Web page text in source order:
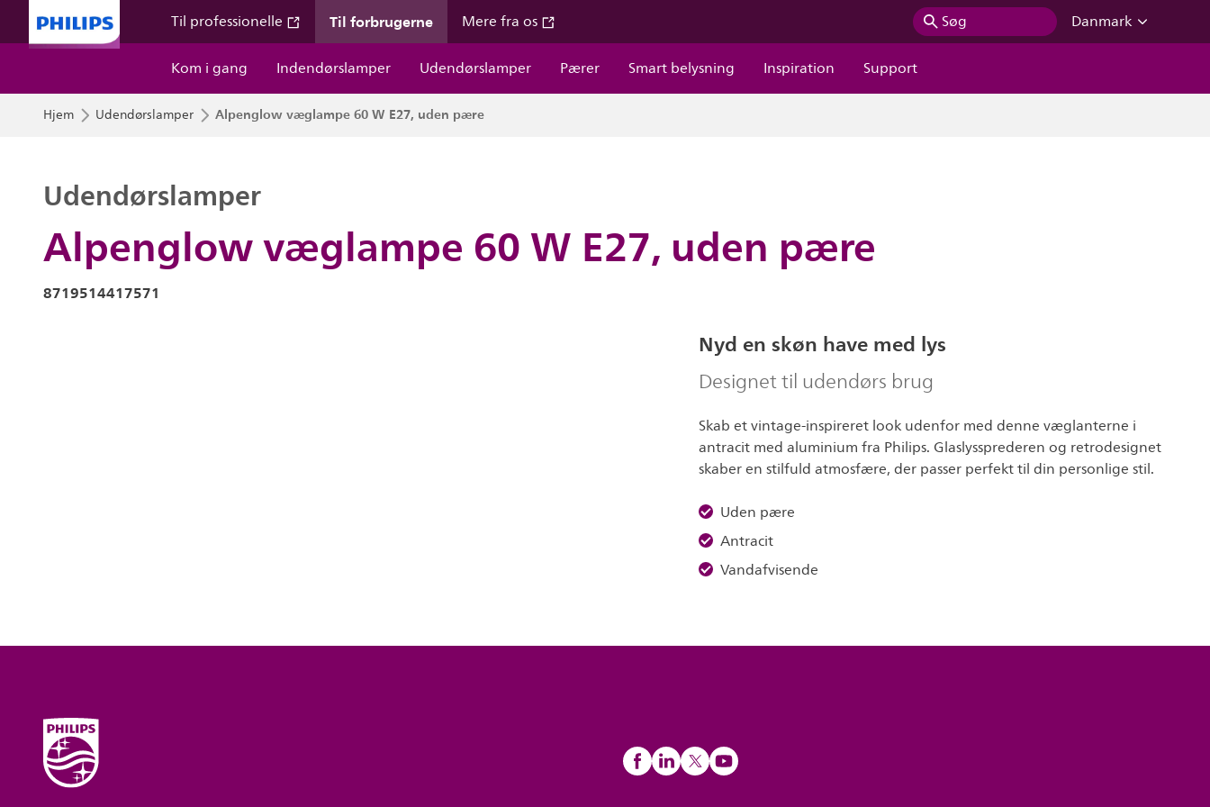
Til professionelle Til forbrugerne Mere fra os Søg
Danmark
Kom i gang
Indendørslamper Udendørslamper Pærer Smart belysning Inspiration Support
Hjem Udendørslamper Alpenglow væglampe 60 W E27, uden pære
Alpenglow væglampe 60 W E27, uden pære
Udendørslamper
8719514417571
Nyd en skøn have med lys
Designet til udendørs brug
Skab et vintage-inspireret look udenfor med denne væglanterne i
antracit med aluminium fra Philips. Glaslyssprederen og retrodesignet
skaber en stilfuld atmosfære, der passer perfekt til din personlige stil.
Uden pære
Antracit
Vandafvisende